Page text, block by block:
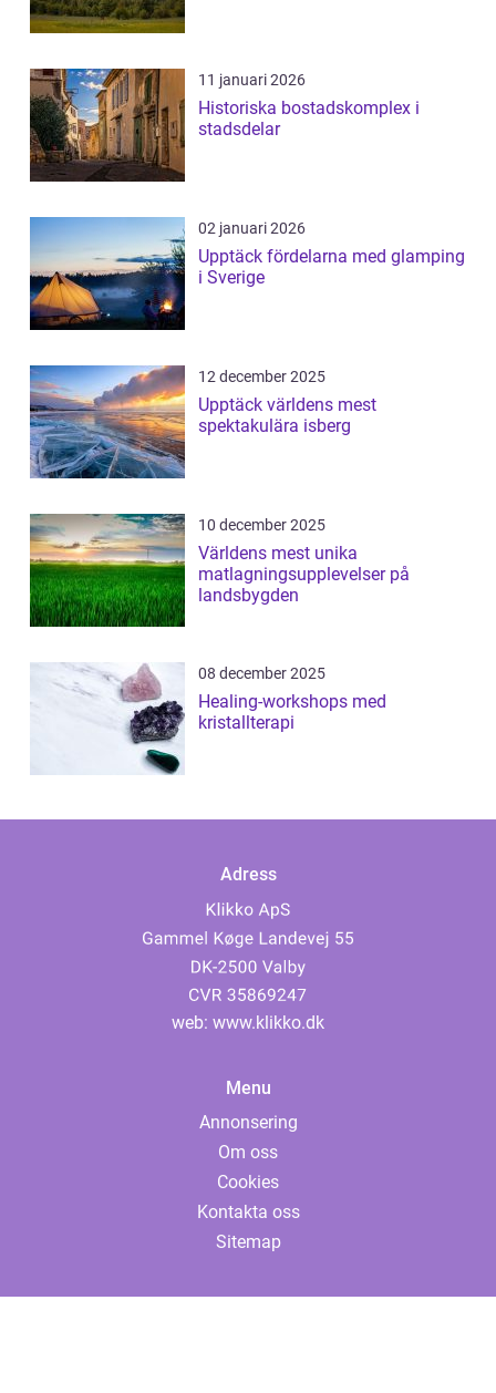
11 januari 2026
Historiska bostadskomplex i
stadsdelar
02 januari 2026
Upptäck fördelarna med glamping
i Sverige
12 december 2025
Upptäck världens mest
spektakulära isberg
10 december 2025
Världens mest unika
matlagningsupplevelser på
landsbygden
08 december 2025
Healing-workshops med
kristallterapi
Adress
web: www.klikko.dk
Menu
Annonsering
Om oss
Cookies
Kontakta oss
Sitemap